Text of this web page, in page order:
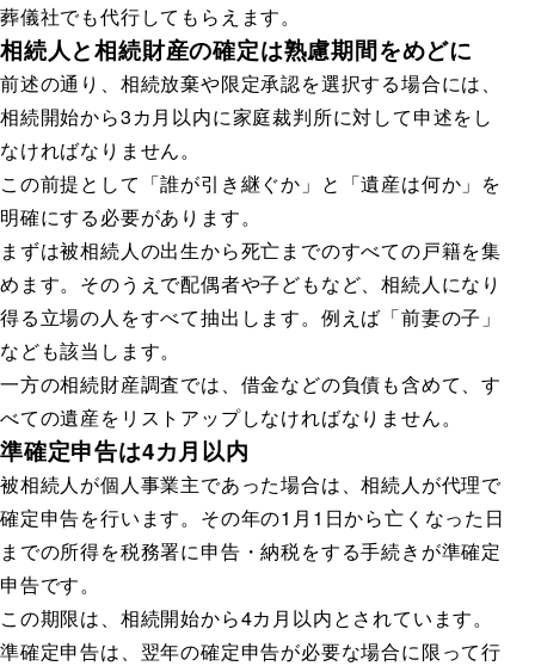
葬儀社でも代行してもらえます。
相続人と相続財産の確定は熟慮期間をめどに
前述の通り、相続放棄や限定承認を選択する場合には、
相続開始から3カ月以内に家庭裁判所に対して申述をし
なければなりません。
この前提として「誰が引き継ぐか」と「遺産は何か」を
明確にする必要があります。
まずは被相続人の出生から死亡までのすべての戸籍を集
めます。そのうえで配偶者や子どもなど、相続人になり
得る立場の人をすべて抽出します。例えば「前妻の子」
なども該当します。
一方の相続財産調査では、借金などの負債も含めて、す
べての遺産をリストアップしなければなりません。
準確定申告は4カ月以内
被相続人が個人事業主であった場合は、相続人が代理で
確定申告を行います。その年の1月1日から亡くなった日
までの所得を税務署に申告・納税をする手続きが準確定
申告です。
この期限は、相続開始から4カ月以内とされています。
準確定申告は、翌年の確定申告が必要な場合に限って行